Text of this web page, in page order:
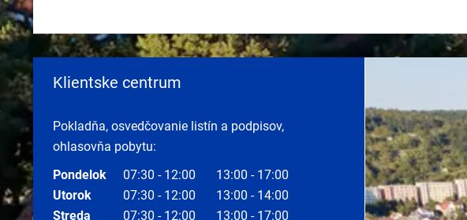
Klientske centrum
Pokladňa, osvedčovanie listín a podpisov,
ohlasovňa pobytu:
Pondelok
07:30 - 12:00
13:00 - 17:00
Utorok
07:30 - 12:00
13:00 - 14:00
Streda
07:30 - 12:00
13:00 - 17:00